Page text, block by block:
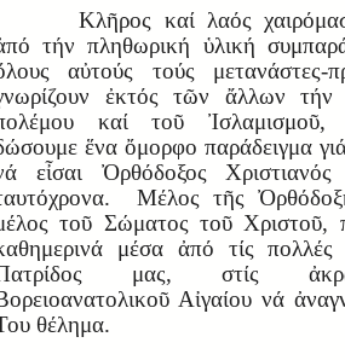
Κλῆρος καί λαός
τήν πληθωρική ὑλική
αὐτούς τούς μετανάστες-
ἐκτός τῶν ἄλλων τήν
καί τοῦ Ἰσλαμισμοῦ,
ἕνα ὄμορφο παράδειγμα
εἶσαι Ὀρθόδοξος
Μέλος τῆς
τοῦ Σώματος τοῦ Χριστοῦ,
μέσα ἀπό τίς πολλές
μας, στίς
Αἰγαίου νά
θέλημα.